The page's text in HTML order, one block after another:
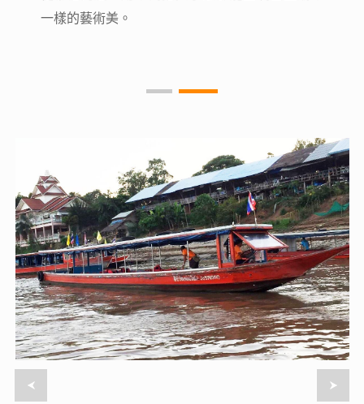
一樣的藝術美。
一樣的藝術美。